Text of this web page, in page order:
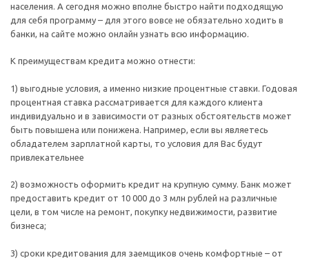
населения. А сегодня можно вполне быстро найти подходящую
для себя программу – для этого вовсе не обязательно ходить в
банки, на сайте можно онлайн узнать всю информацию.
К преимуществам кредита можно отнести:
1) выгодные условия, а именно низкие процентные ставки. Годовая
процентная ставка рассматривается для каждого клиента
индивидуально и в зависимости от разных обстоятельств может
быть повышена или понижена. Например, если вы являетесь
обладателем зарплатной карты, то условия для Вас будут
привлекательнее
2) возможность оформить кредит на крупную сумму. Банк может
предоставить кредит от 10 000 до 3 млн рублей на различные
цели, в том числе на ремонт, покупку недвижимости, развитие
бизнеса;
3) сроки кредитования для заемщиков очень комфортные – от